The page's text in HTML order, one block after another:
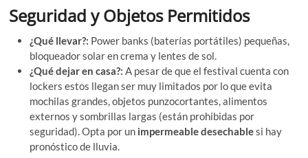
Seguridad y Objetos Permitidos
¿Qué llevar?: Power banks (baterías portátiles) pequeñas,
bloqueador solar en crema y lentes de sol.
¿Qué dejar en casa?: A pesar de que el festival cuenta con
lockers estos llegan ser muy limitados por lo que evita
mochilas grandes, objetos punzocortantes, alimentos
externos y sombrillas largas (están prohibidas por
seguridad). Opta por un impermeable desechablesi hay
pronóstico de lluvia.